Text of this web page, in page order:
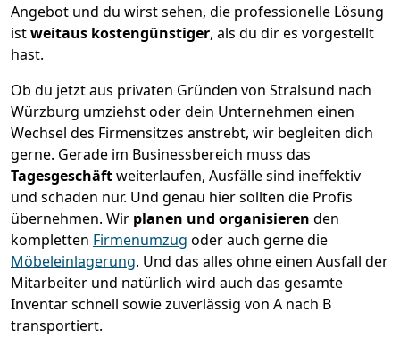
Angebot und du wirst sehen, die professionelle Lösung
istweitaus kostengünstiger, als du dir es vorgestellt
hast.
Ob du jetzt aus privaten Gründen von Stralsund nach
Würzburg umziehst oder dein Unternehmen einen
Wechsel des Firmensitzes anstrebt, wir begleiten dich
gerne. Gerade im Businessbereich muss das
Tagesgeschäftweiterlaufen, Ausfälle sind ineffektiv
und schaden nur. Und genau hier sollten die Profis
übernehmen. Wir planen und organisieren den
kompletten Firmenumzug oder auch gerne die
Möbeleinlagerung. Und das alles ohne einen Ausfall der
Mitarbeiter und natürlich wird auch das gesamte
Inventar schnell sowie zuverlässig von A nach B
transportiert.